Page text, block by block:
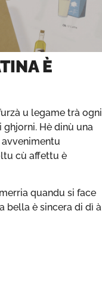
È
u legame trà ogni
ghjorni. Hè dinù una
avvenimentu
cù affettu è
quandu si face
bella è sincera di dì à